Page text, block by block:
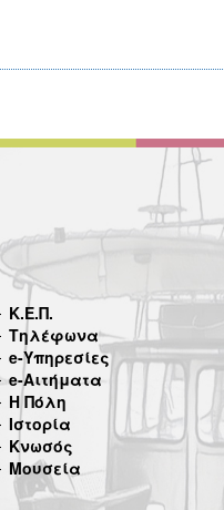
Κ.Ε.Π.
Τηλέφωνα
e-Υπηρεσίες
e-Αιτήματα
Η Πόλη
Ιστορία
Κνωσός
Μουσεία